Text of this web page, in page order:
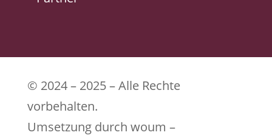
© 2024 – 2025 – Alle Rechte
vorbehalten.
Umsetzung durch woum –